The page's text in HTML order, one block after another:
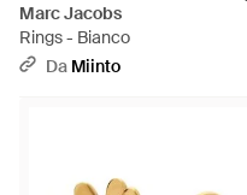
Marc Jacobs
Rings - Bianco
Da Miinto